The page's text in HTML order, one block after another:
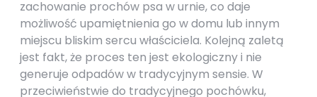
zachowanie prochów psa w urnie, co daje
możliwość upamiętnienia go w domu lub innym
miejscu bliskim sercu właściciela. Kolejną zaletą
jest fakt, że proces ten jest ekologiczny i nie
generuje odpadów w tradycyjnym sensie. W
przeciwieństwie do tradycyjnego pochówku,